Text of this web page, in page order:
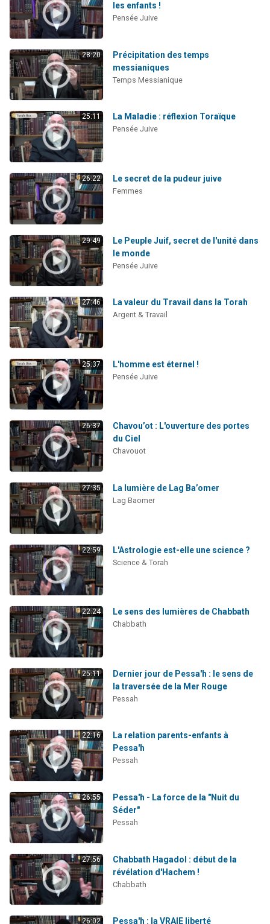
les enfants !
Pensée Juive
28:20
Précipitation des temps
messianiques
Temps Messianique
25:11 La Maladie : réflexion Toraïque
Pensée Juive
26:22 Le secret de la pudeur juive
Femmes
29:49
Le Peuple Juif, secret de l'unité dans
le monde
Pensée Juive
27:46 La valeur du Travail dans la Torah
Argent & Travail
25:37 L'homme est éternel !
Pensée Juive
26:37
Chavou’ot : L'ouverture des portes
du Ciel
Chavouot
27:35 La lumière de Lag Ba’omer
Lag Baomer
22:59 L'Astrologie est-elle une science ?
Science & Torah
22:24 Le sens des lumières de Chabbath
Chabbath
25:11
Dernier jour de Pessa'h : le sens de
la traversée de la Mer Rouge
Pessah
22:16
La relation parents-enfants à
Pessa'h
Pessah
26:55
Pessa'h - La force de la "Nuit du
Séder"
Pessah
27:56
Chabbath Hagadol : début de la
révélation d'Hachem !
Chabbath
26:02 Pessa'h : la VRAIE liberté